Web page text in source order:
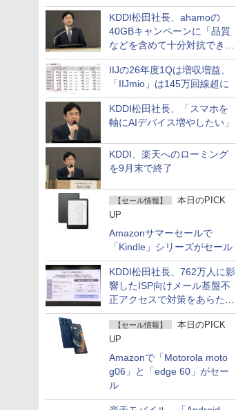
題
KDDI松田社長、ahamoの
40GBキャンペーンに「品質
などを含めて十分対抗でき
る」
IIJの26年度1Qは増収増益、
「IIJmio」は145万回線超に
KDDI松田社長、「スマホを
軸にAIデバイス増やしたい」
KDDI、楽天へのローミング
を9月末で終了
【セール情報】
本日のPICK
UP
Amazonサマーセールで
「Kindle」シリーズがセール
KDDI松田社長、762万人に影
響したISP向けメール基盤不
正アクセスで対策をあらため
て説明
【セール情報】
本日のPICK
UP
Amazonで「Motorola moto
g06」と「edge 60」がセー
ル